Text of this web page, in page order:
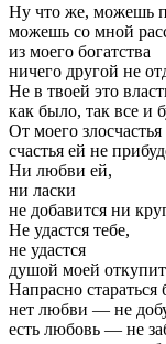
Ну что же, можешь
можешь со мной
из моего богатства
ничего другой не
Не в твоей это
как было, так все и
От моего злосчастья
счастья ей не
Ни любви ей,
ни ласки
не добавится ни
Не удастся тебе,
не удастся
душой моей
Напрасно стараться
нет любви — не
есть любовь — не